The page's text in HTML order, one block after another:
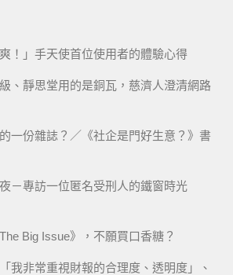
！」手天使首位使用者的體驗心得
、靜思堂用的是銅瓦，慈濟人澄清網路
一份雜誌？／《社企是門好生意？》書
－專訪一位匿名受刑人的鐵窗時光
Big Issue》，不願買口香糖？
我非常重視財報的合理度、透明度」、